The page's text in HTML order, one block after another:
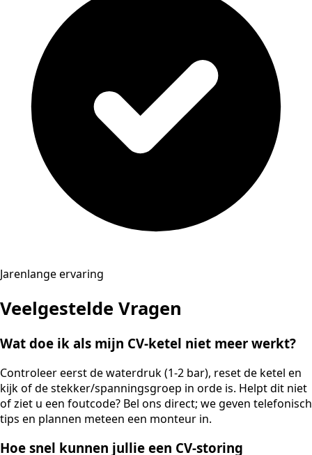
Jarenlange ervaring
Veelgestelde Vragen
Wat doe ik als mijn CV-ketel niet meer werkt?
Controleer eerst de waterdruk (1-2 bar), reset de ketel en
kijk of de stekker/spanningsgroep in orde is. Helpt dit niet
of ziet u een foutcode? Bel ons direct; we geven telefonisch
tips en plannen meteen een monteur in.
Hoe snel kunnen jullie een CV-storing